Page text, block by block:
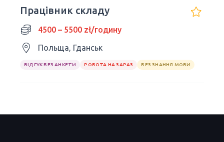
Працівник складу
4500 – 5500 zł/годину
Польща, Гданськ
ВІДГУК БЕЗ АНКЕТИ РОБОТА НА ЗАРАЗ БЕЗ ЗНАННЯ МОВИ